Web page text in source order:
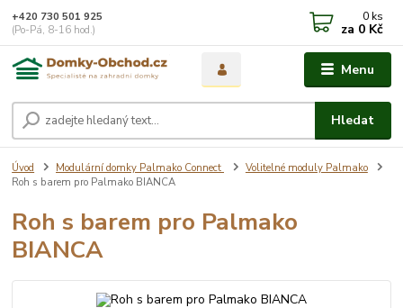
Menu
Hledat
+420 730 501 925
(Po-Pá, 8-16 hod.)
0 ks
za 0 Kč
Úvod Modulární domky Palmako Connect
Volitelné moduly Palmako
Roh s barem pro Palmako BIANCA
Roh s barem pro Palmako
BIANCA